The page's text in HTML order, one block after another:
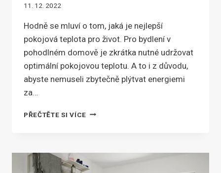
11. 12. 2022
Hodně se mluví o tom, jaká je nejlepší
pokojová teplota pro život. Pro bydlení v
pohodlném domově je zkrátka nutné udržovat
optimální pokojovou teplotu. A to i z důvodu,
abyste nemuseli zbytečně plýtvat energiemi
za…
PŘEČTĚTE SI VÍCEJAKÁ
TEPLOTA?
NÍZKÁ